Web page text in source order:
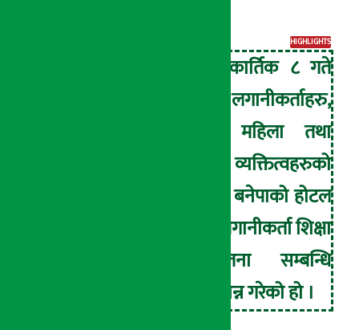
HIGHLIGHTS
क्यापिटलले कार्तिक ८ गते
आम लगानीकर्ताहरु,
व्यवसायिक महिला तथा
व्यवसायिक व्यक्तित्वहरुको
सहभागितामा बनेपाको होटल
उग्रचण्डिमा लगानीकर्ता शिक्षा
तथा सचेतना सम्बन्धि
कार्यक्रम सम्पन्न गरेको हो ।